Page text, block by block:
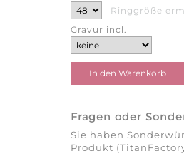
Ringgröße
Gravur incl.
Fragen oder
Sie haben
Produkt